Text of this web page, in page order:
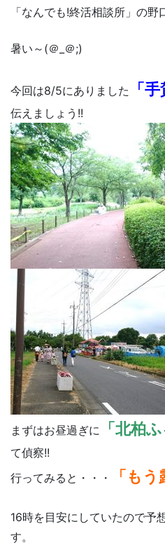
「なんでも!終活相談所」の野
暑い～(＠_＠;)
今回は8/5にありました 「
伝えましょう!!
まずはお昼過ぎに 「北柏
て偵察!!
行ってみると・・・
「も
16時を目安にしていたので予
す。